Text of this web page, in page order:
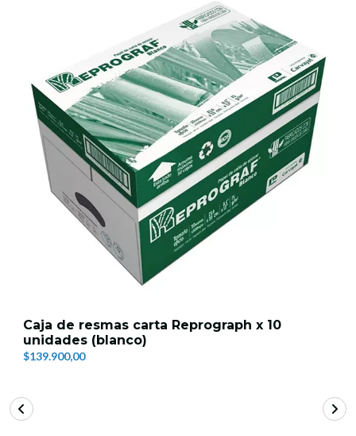
Caja de resmas carta Reprograph x 10
unidades (blanco)
$139.900,00